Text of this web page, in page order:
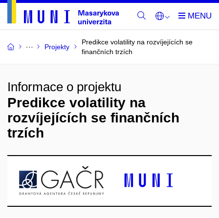
Projekty
Predikce volatility na rozvíjejících se
finančních trzích
Informace o projektu
Predikce volatility na
rozvíjejících se finančních
trzích